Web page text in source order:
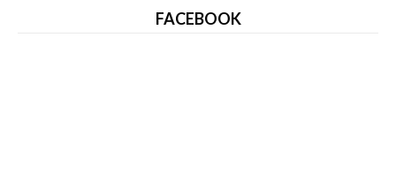
FACEBOOK